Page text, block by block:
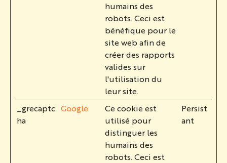
humains des
robots. Ceci est
bénéfique pour le
site web afin de
créer des rapports
valides sur
l'utilisation du
leur site.
_grecaptc
ha
Google
Ce cookie est
utilisé pour
distinguer les
humains des
robots. Ceci est
Persist
ant